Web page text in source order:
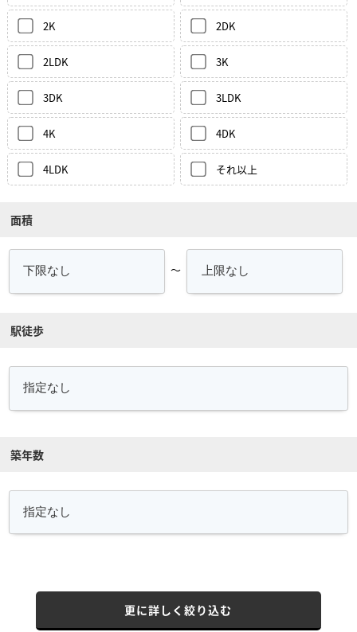
2K 2DK
2LDK 3K
3DK 3LDK
4K 4DK
4LDK それ以上
面積
～
駅徒歩
築年数
更に詳しく絞り込む